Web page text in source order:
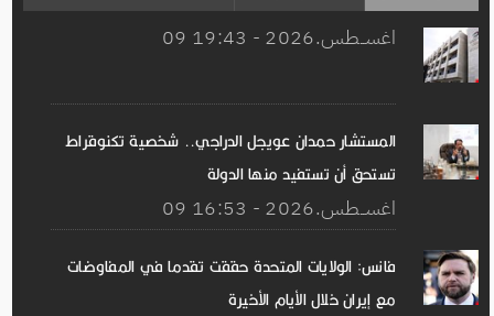
09 اغســطس.2026 - 19:43
المستشار حمدان عويجل الدراجي.. شخصية تكنوقراط
تستحق أن تستفيد منها الدولة
09 اغســطس.2026 - 16:53
فانس: الولايات المتحدة حققت تقدما في المفاوضات
مع إيران خلال الأيام الأخيرة